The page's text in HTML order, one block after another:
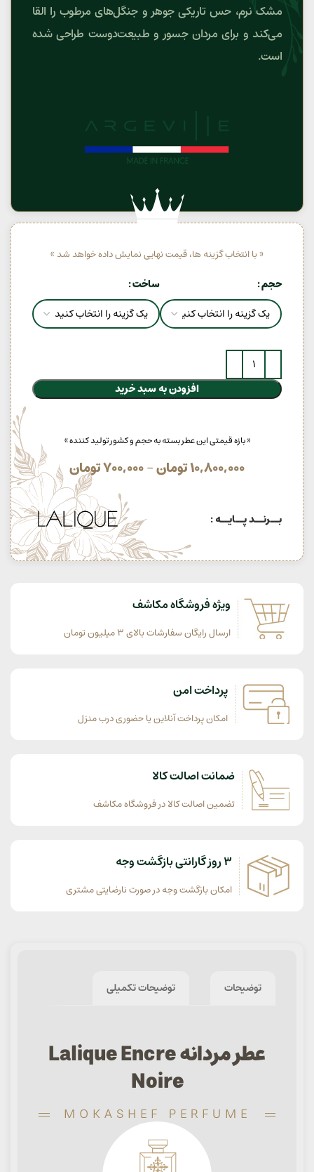
مشک نرم، حس تاریکی جوهر و جنگل‌های مرطوب را القا
می‌کند و برای مردان جسور و طبیعت‌دوست طراحی شده
است.
« با انتخاب گزینه ها، قیمت نهایی نمایش داده خواهد شد »
حجم ساخت
افزودن به سبد خرید
« بازه قیمتی این عطر بسته به حجم و کشور تولید کننده »
10,800,000تومان–
700,000تومان
بــرنــد پــایــه :
ویژه فروشگاه مکاشف
ارسال رایگان سفارشات بالای 3 میلیون تومان
پرداخت امن
امکان پرداخت آنلاین یا حضوری درب منزل
ضمانت اصالت کالا
تضمین اصالت کالا در فروشگاه مکاشف
3 روز گارانتی بازگشت وجه
امکان بازگشت وجه در صورت نارضایتی مشتری
توضیحات توضیحات تکمیلی
عطر مردانه Lalique Encre
Noire
MOKASHEF PERFUME